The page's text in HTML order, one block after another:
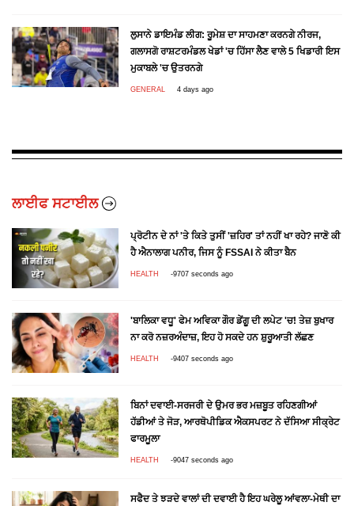
ਲੁਸਾਨੇ ਡਾਇਮੰਡ ਲੀਗ: ਰੂਮੇਸ਼ ਦਾ ਸਾਹਮਣਾ ਕਰਨਗੇ ਨੀਰਜ,
ਗਲਾਸਗੋ ਰਾਸ਼ਟਰਮੰਡਲ ਖੇਡਾਂ 'ਚ ਹਿੱਸਾ ਲੈਣ ਵਾਲੇ 5 ਖਿਡਾਰੀ ਇਸ
ਮੁਕਾਬਲੇ 'ਚ ਉਤਰਨਗੇ
GENERAL 4 days ago
ਲਾਈਫ ਸਟਾਈਲ
ਪ੍ਰੋਟੀਨ ਦੇ ਨਾਂ 'ਤੇ ਕਿਤੇ ਤੁਸੀਂ 'ਜ਼ਹਿਰ' ਤਾਂ ਨਹੀਂ ਖਾ ਰਹੇ? ਜਾਣੋ ਕੀ
ਹੈ ਐਨਾਲਾਗ ਪਨੀਰ, ਜਿਸ ਨੂੰ FSSAI ਨੇ ਕੀਤਾ ਬੈਨ
HEALTH -9707 seconds ago
'ਬਾਲਿਕਾ ਵਧੂ' ਫੇਮ ਅਵਿਕਾ ਗੌਰ ਡੇਂਗੂ ਦੀ ਲਪੇਟ 'ਚ! ਤੇਜ਼ ਬੁਖਾਰ
ਨਾ ਕਰੋ ਨਜ਼ਰਅੰਦਾਜ਼, ਇਹ ਹੋ ਸਕਦੇ ਹਨ ਸ਼ੁਰੂਆਤੀ ਲੱਛਣ
HEALTH -9407 seconds ago
ਬਿਨਾਂ ਦਵਾਈ-ਸਰਜਰੀ ਦੇ ਉਮਰ ਭਰ ਮਜ਼ਬੂਤ ਰਹਿਣਗੀਆਂ
ਹੱਡੀਆਂ ਤੇ ਜੋੜ, ਆਰਥੋਪੀਡਿਕ ਐਕਸਪਰਟ ਨੇ ਦੱਸਿਆ ਸੀਕ੍ਰੇਟ
ਫਾਰਮੂਲਾ
HEALTH -9047 seconds ago
ਸਫੈਦ ਤੇ ਝੜਦੇ ਵਾਲਾਂ ਦੀ ਦਵਾਈ ਹੈ ਇਹ ਘਰੇਲੂ ਆਂਵਲਾ-ਮੇਥੀ ਦਾ